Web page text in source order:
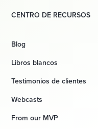
CENTRO DE RECURSOS
Blog
Libros blancos
Testimonios de clientes
Webcasts
From our MVP